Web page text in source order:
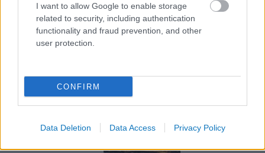
I want to allow Google to enable storage
related to security, including authentication
functionality and fraud prevention, and other
user protection.
CONFIRM
Data Deletion Data Access Privacy Policy
Hogyan